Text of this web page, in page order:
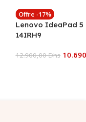
Offre -17%
Lenovo IdeaPad
14IRH9
12.900,00Dhs